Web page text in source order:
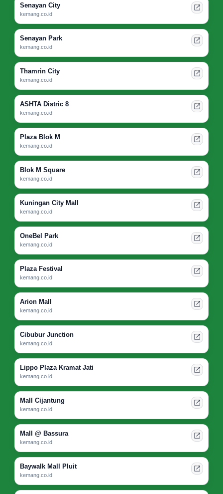
Senayan City
kemang.co.id
Senayan Park
kemang.co.id
Thamrin City
kemang.co.id
ASHTA Distric 8
kemang.co.id
Plaza Blok M
kemang.co.id
Blok M Square
kemang.co.id
Kuningan City Mall
kemang.co.id
OneBel Park
kemang.co.id
Plaza Festival
kemang.co.id
Arion Mall
kemang.co.id
Cibubur Junction
kemang.co.id
Lippo Plaza Kramat Jati
kemang.co.id
Mall Cijantung
kemang.co.id
Mall @ Bassura
kemang.co.id
Baywalk Mall Pluit
kemang.co.id